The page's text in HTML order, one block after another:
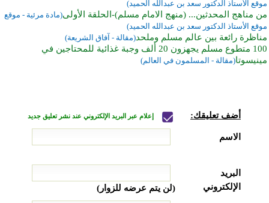
موقع الأستاذ الدكتور سعد بن عبدالله الحميد)
من مناهج المحدثين... (منهج الامام مسلم)-الحلقة الأولى(مادة مرئية - موقع
موقع الأستاذ الدكتور سعد بن عبدالله الحميد)
مناظرة رائعة بين عالم مسلم وملحد(مقالة - آفاق الشريعة)
100 متطوع مسلم يجهزون 20 ألف وجبة غذائية للمحتاجين في
مينيسوتا(مقالة - المسلمون في العالم)
أضف تعليقك: إعلام عبر البريد الإلكتروني عند نشر تعليق جديد
الاسم
البريد
الإلكتروني
(لن يتم عرضه للزوار)